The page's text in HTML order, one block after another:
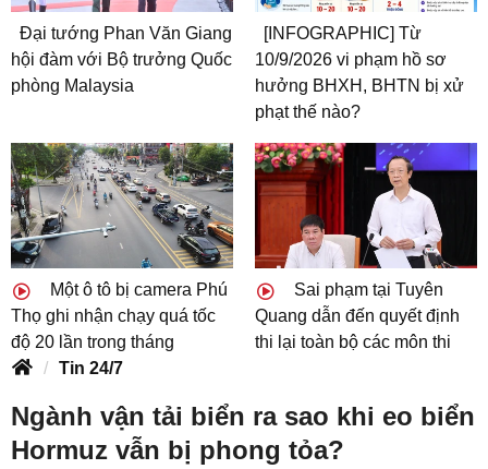
Đại tướng Phan Văn Giang
hội đàm với Bộ trưởng Quốc
phòng Malaysia
[INFOGRAPHIC] Từ
10/9/2026 vi phạm hồ sơ
hưởng BHXH, BHTN bị xử
phạt thế nào?
Một ô tô bị camera Phú
Thọ ghi nhận chạy quá tốc
độ 20 lần trong tháng
Sai phạm tại Tuyên
Quang dẫn đến quyết định
thi lại toàn bộ các môn thi
Tin 24/7
Ngành vận tải biển ra sao khi eo biển
Hormuz vẫn bị phong tỏa?